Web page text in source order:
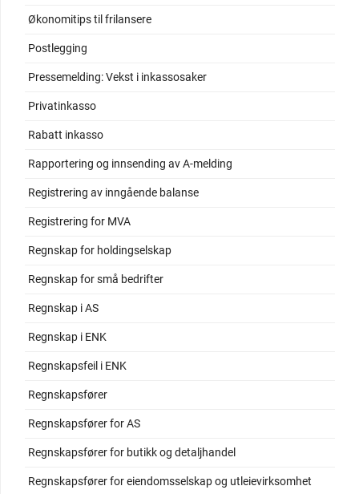
Økonomitips til frilansere
Postlegging
Pressemelding: Vekst i inkassosaker
Privatinkasso
Rabatt inkasso
Rapportering og innsending av A-melding
Registrering av inngående balanse
Registrering for MVA
Regnskap for holdingselskap
Regnskap for små bedrifter
Regnskap i AS
Regnskap i ENK
Regnskapsfeil i ENK
Regnskapsfører
Regnskapsfører for AS
Regnskapsfører for butikk og detaljhandel
Regnskapsfører for eiendomsselskap og utleievirksomhet